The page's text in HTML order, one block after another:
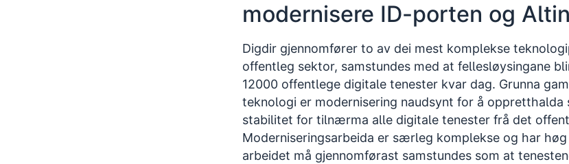
modernisere ID-porten og
Digdir gjennomfører to av dei mest komplekse
offentleg sektor, samstundes med at fellesløysingane
12000 offentlege digitale tenester kvar dag. Grunna
teknologi er modernisering naudsynt for å oppretthalda
stabilitet for tilnærma alle digitale tenester frå det
Moderniseringsarbeida er særleg komplekse og har
arbeidet må gjennomførast samstundes som at